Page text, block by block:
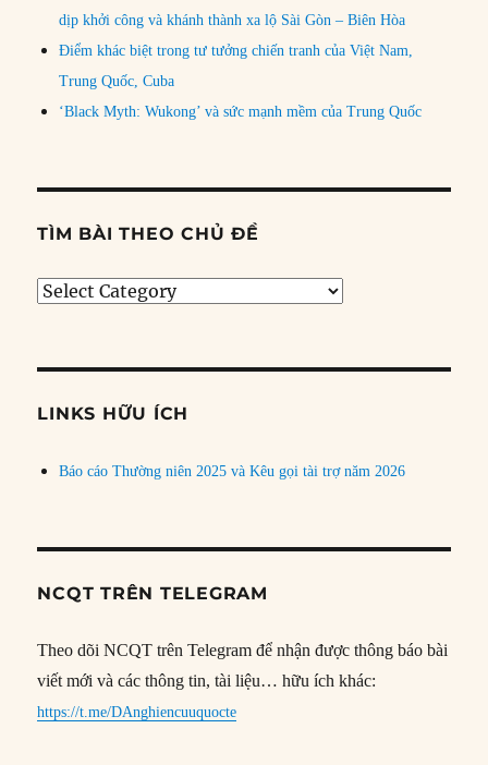
dịp khởi công và khánh thành xa lộ Sài Gòn – Biên Hòa
Điểm khác biệt trong tư tưởng chiến tranh của Việt Nam,
Trung Quốc, Cuba
‘Black Myth: Wukong’ và sức mạnh mềm của Trung Quốc
TÌM BÀI THEO CHỦ ĐỀ
Tìm
đề
LINKS HỮU ÍCH
Báo cáo Thường niên 2025 và Kêu gọi tài trợ năm 2026
NCQT TRÊN TELEGRAM
Theo dõi NCQT trên Telegram để nhận được thông báo bài
viết mới và các thông tin, tài liệu… hữu ích khác:
https://t.me/DAnghiencuuquocte